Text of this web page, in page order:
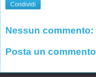
Condividi
Nessun commento:
Posta un commento